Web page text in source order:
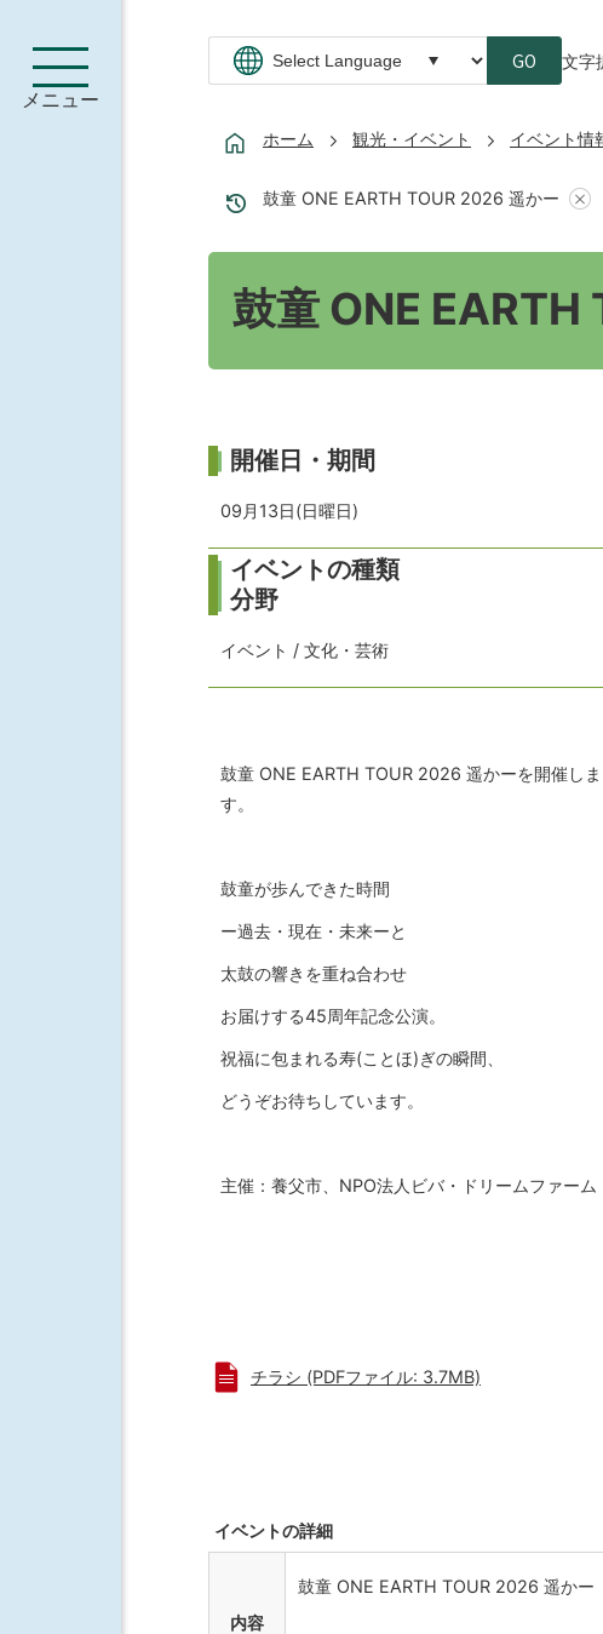
メニュー
GO 文字
ホーム 観光・イベント イベント情
鼓童 ONE EARTH TOUR 2026 遥かー
鼓童 ONE
開催日・期間
09月13日(日曜日)
イベントの種類
分野
イベント / 文化・芸術
鼓童 ONE EARTH TOUR 2026 遥かーを開催しま
す。
鼓童が歩んできた時間
ー過去・現在・未来ーと
太鼓の響きを重ね合わせ
お届けする45周年記念公演。
祝福に包まれる寿(ことほ)ぎの瞬間、
どうぞお待ちしています。
主催：養父市、NPO法人ビバ・ドリームファーム
チラシ (PDFファイル: 3.7MB)
イベントの詳細
内容
鼓童 ONE EARTH TOUR 2026 遥かー